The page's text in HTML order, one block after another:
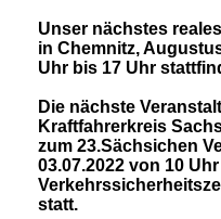
Unser nächstes
in Chemnitz,
Uhr bis 17 Uhr
Die nächste
Kraftfahrerkreis
zum 23.Sächsichen
03.07.2022 von 10
statt.